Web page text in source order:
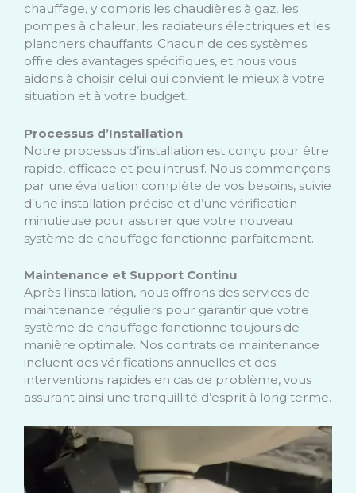
chauffage, y compris les chaudières à gaz, les
pompes à chaleur, les radiateurs électriques et les
planchers chauffants. Chacun de ces systèmes
offre des avantages spécifiques, et nous vous
aidons à choisir celui qui convient le mieux à votre
situation et à votre budget.
Processus d’Installation
Notre processus d’installation est conçu pour être
rapide, efficace et peu intrusif. Nous commençons
par une évaluation complète de vos besoins, suivie
d’une installation précise et d’une vérification
minutieuse pour assurer que votre nouveau
système de chauffage fonctionne parfaitement.
Maintenance et Support Continu
Après l’installation, nous offrons des services de
maintenance réguliers pour garantir que votre
système de chauffage fonctionne toujours de
manière optimale. Nos contrats de maintenance
incluent des vérifications annuelles et des
interventions rapides en cas de problème, vous
assurant ainsi une tranquillité d’esprit à long terme.